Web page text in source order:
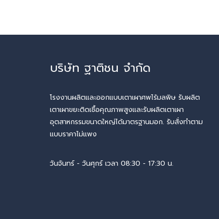
บริษัท ฐาติชน จำกัด
โรงงานผลิตและออกแบบเตาเผาศพไร้มลพิษ รับผลิต
เตาเผาขยะติดเชื้อคุณภาพสูงและรับผลิตเตาเผา
อุตสาหกรรมขนาดใหญ่ได้มาตรฐานมอก. รับสั่งทำตาม
แบบราคาไม่แพง
วันจันทร์ - วันศุกร์ เวลา 08:30 - 17:30 น.